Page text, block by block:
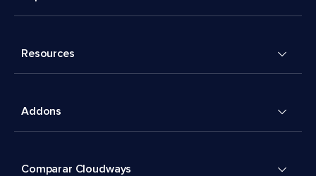
Resources
Addons
Comparar Cloudways